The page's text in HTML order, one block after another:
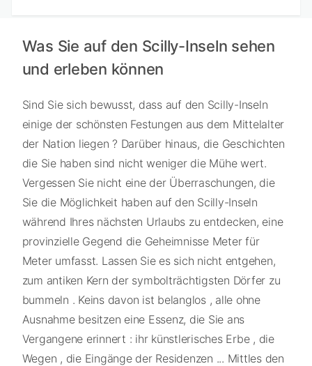
Was Sie auf den Scilly-Inseln sehen
und erleben können
Sind Sie sich bewusst, dass auf den Scilly-Inseln
einige der schönsten Festungen aus dem Mittelalter
der Nation liegen ? Darüber hinaus, die Geschichten
die Sie haben sind nicht weniger die Mühe wert.
Vergessen Sie nicht eine der Überraschungen, die
Sie die Möglichkeit haben auf den Scilly-Inseln
während Ihres nächsten Urlaubs zu entdecken, eine
provinzielle Gegend die Geheimnisse Meter für
Meter umfasst. Lassen Sie es sich nicht entgehen,
zum antiken Kern der symbolträchtigsten Dörfer zu
bummeln . Keins davon ist belanglos , alle ohne
Ausnahme besitzen eine Essenz, die Sie ans
Vergangene erinnert : ihr künstlerisches Erbe , die
Wegen , die Eingänge der Residenzen ... Mittles den